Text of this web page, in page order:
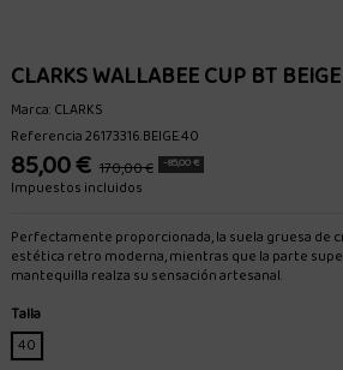
CLARKS WALLABEE CUP BT BEIGE
Marca:CLARKS
Referencia26173316.BEIGE.40
85,00 € 170,00 € -85,00 €
Impuestos incluidos
Perfectamente proporcionada, la suela gruesa de
estética retro moderna, mientras que la parte
mantequilla realza su sensación artesanal.
Talla
40